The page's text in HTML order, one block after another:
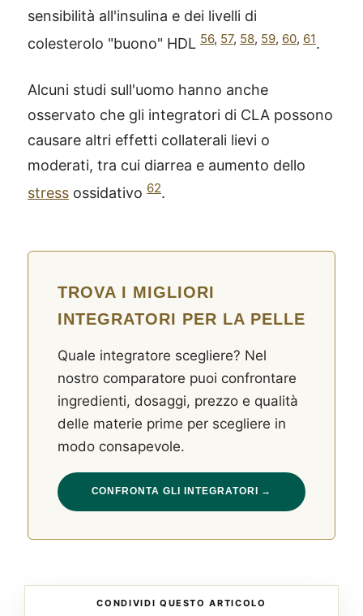
sensibilità all'insulina e dei livelli di
colesterolo "buono" HDL 56, 57, 58, 59, 60, 61.
Alcuni studi sull'uomo hanno anche
osservato che gli integratori di CLA possono
causare altri effetti collaterali lievi o
moderati, tra cui diarrea e aumento dello
stress ossidativo 62.
TROVA I MIGLIORI
INTEGRATORI PER LA PELLE
Quale integratore scegliere? Nel
nostro comparatore puoi confrontare
ingredienti, dosaggi, prezzo e qualità
delle materie prime per scegliere in
modo consapevole.
CONFRONTA GLI INTEGRATORI →
CONDIVIDI QUESTO ARTICOLO